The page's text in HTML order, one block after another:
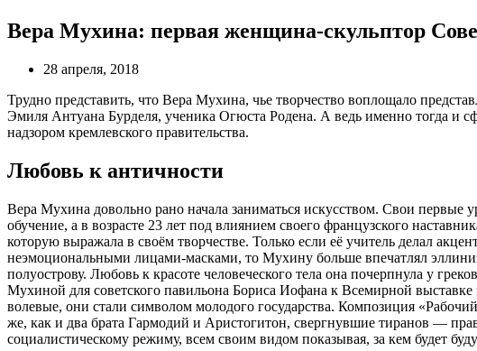
Вера Мухина: первая женщина-скульптор
28 апреля, 2018
Трудно представить, что Вера Мухина, чье творчество воплощало
Эмиля Антуана Бурделя, ученика Огюста Родена. А ведь именно тогда и
надзором кремлевского правительства.
Любовь к античности
Вера Мухина довольно рано начала заниматься искусством. Свои первые
обучение, а в возрасте 23 лет под влиянием своего французского
которую выражала в своём творчестве. Только если её учитель делал
неэмоциональными лицами-масками, то Мухину больше впечатлял
полуострову. Любовь к красоте человеческого тела она почерпнула у
Мухиной для советского павильона Бориса Иофана к Всемирной
волевые, они стали символом молодого государства. Композиция
же, как и два брата Гармодий и Аристогитон, свергнувшие тиранов —
социалистическому режиму, всем своим видом показывая, за кем будет